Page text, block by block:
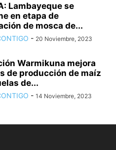
Lambayeque se
en etapa de
de mosca de...
- 20 Noviembre, 2023
Warmikuna mejora
de producción de maíz
de...
- 14 Noviembre, 2023